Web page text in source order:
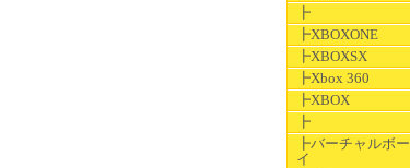
┣
┣XBOXONE
┣XBOXSX
┣Xbox 360
┣XBOX
┣
┣バーチャルボー
イ